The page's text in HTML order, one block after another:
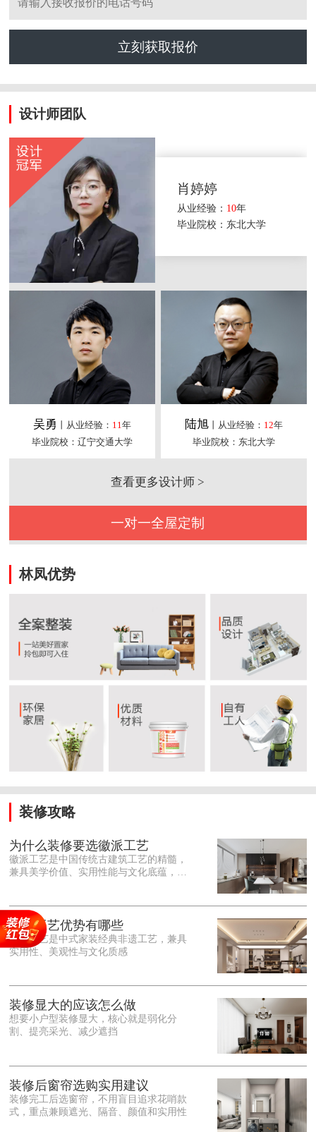
立刻获取报价
设计师团队
肖婷婷
从业经验： 10年
毕业院校：东北大学
吴勇 丨从业经验： 11年
毕业院校：辽宁交通大学
陆旭丨从业经验： 12年
毕业院校：东北大学
查看更多设计师 >
一对一全屋定制
林凤优势
装修攻略
为什么装修要选徽派工艺
徽派工艺是中国传统古建筑工艺的精髓，
兼具美学价值、实用性能与文化底蕴，优
雕细琢的砖、木、石雕为特色，线条古朴
大气，意境悠远，自带东方中式雅致韵
味，耐看且不易过时。<o:p></o:p> 在工
艺品质上，徽派工艺遵循古法匠心工序，
保耐用，抗风化、耐腐蚀，使用
徽派工艺优势有哪些
徽派工艺是中式家装经典非遗工艺，兼具
实用性、美观性与文化质感
装修显大的应该怎么做
想要小户型装修显大，核心就是弱化分
割、提亮采光、减少遮挡
装修后窗帘选购实用建议
装修完工后选窗帘，不用盲目追求花哨款
式，重点兼顾遮光、隔音、颜值和实用性